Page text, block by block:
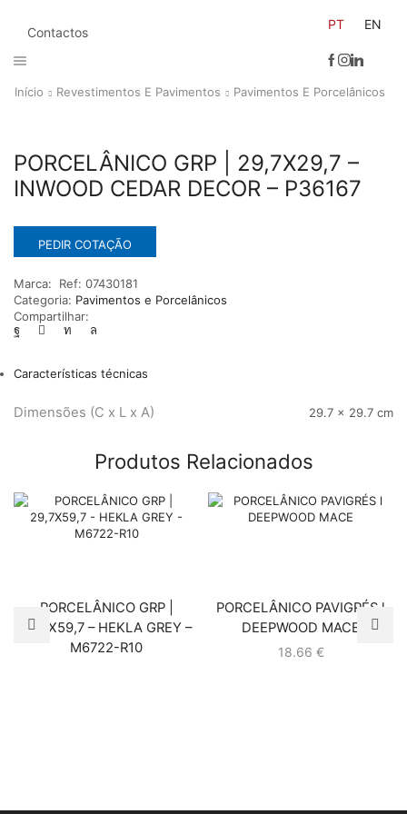
Contactos
PT EN
Início Revestimentos E Pavimentos Pavimentos E Porcelânicos
PORCELÂNICO GRP | 29,7X29,7 –
INWOOD CEDAR DECOR – P36167
PEDIR COTAÇÃO
Marca: Ref: 07430181
Categoria: Pavimentos e Porcelânicos
Compartilhar:
Características técnicas
Dimensões (C x L x A) 29.7 × 29.7 cm
Produtos Relacionados
PORCELÂNICO GRP |
29,7X59,7 – HEKLA GREY –
M6722-R10
PORCELÂNICO PAVIGRÉS l
DEEPWOOD MACE
18.66 €